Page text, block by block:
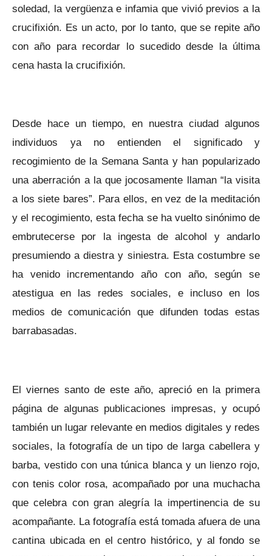
soledad, la vergüenza e infamia que vivió previos a la
crucifixión. Es un acto, por lo tanto, que se repite año
con año para recordar lo sucedido desde la última
cena hasta la crucifixión.
Desde hace un tiempo, en nuestra ciudad algunos
individuos ya no entienden el significado y
recogimiento de la Semana Santa y han popularizado
una aberración a la que jocosamente llaman “la visita
a los siete bares”. Para ellos, en vez de la meditación
y el recogimiento, esta fecha se ha vuelto sinónimo de
embrutecerse por la ingesta de alcohol y andarlo
presumiendo a diestra y siniestra. Esta costumbre se
ha venido incrementando año con año, según se
atestigua en las redes sociales, e incluso en los
medios de comunicación que difunden todas estas
barrabasadas.
El viernes santo de este año, apreció en la primera
página de algunas publicaciones impresas, y ocupó
también un lugar relevante en medios digitales y redes
sociales, la fotografía de un tipo de larga cabellera y
barba, vestido con una túnica blanca y un lienzo rojo,
con tenis color rosa, acompañado por una muchacha
que celebra con gran alegría la impertinencia de su
acompañante. La fotografía está tomada afuera de una
cantina ubicada en el centro histórico, y al fondo se